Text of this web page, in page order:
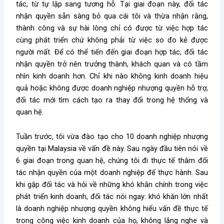
tác, từ tự lập sang tương hỗ. Tại giai đoạn này, đối tác
nhận quyền sẵn sàng bỏ qua cái tôi và thừa nhận rằng,
thành công và sự hài lòng chỉ có được từ việc hợp tác
cùng phát triển chứ không phải từ việc so đo kẻ được
người mất. Để có thể tiến đến giai đoạn hợp tác, đối tác
nhận quyền trở nên trưởng thành, khách quan và có tầm
nhìn kinh doanh hơn. Chỉ khi nào không kinh doanh hiệu
quả hoặc không được doanh nghiệp nhượng quyền hỗ trợ,
đối tác mới tìm cách tạo ra thay đổi trong hệ thống và
quan hệ.
Tuần trước, tôi vừa đào tạo cho 10 doanh nghiệp nhượng
quyền tại Malaysia về vấn đề này. Sau ngày đầu tiên nói về
6 giai đoạn trong quan hệ, chúng tôi đi thực tế thăm đối
tác nhận quyền của một doanh nghiệp để thực hành. Sau
khi gặp đối tác và hỏi về những khó khăn chính trong việc
phát triển kinh doanh, đối tác nói ngay: khó khăn lớn nhất
là doanh nghiệp nhượng quyền không hiểu vấn đề thực tế
trong công việc kinh doanh của họ, không lắng nghe và